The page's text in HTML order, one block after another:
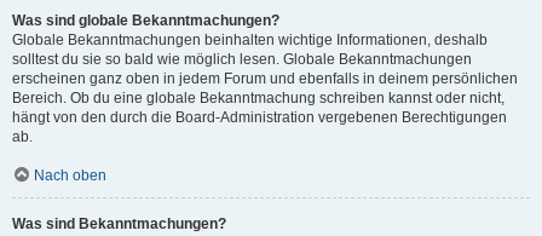
Was sind globale Bekanntmachungen?
Globale Bekanntmachungen beinhalten wichtige Informationen, deshalb
solltest du sie so bald wie möglich lesen. Globale Bekanntmachungen
erscheinen ganz oben in jedem Forum und ebenfalls in deinem persönlichen
Bereich. Ob du eine globale Bekanntmachung schreiben kannst oder nicht,
hängt von den durch die Board-Administration vergebenen Berechtigungen
ab.
Nach oben
Was sind Bekanntmachungen?